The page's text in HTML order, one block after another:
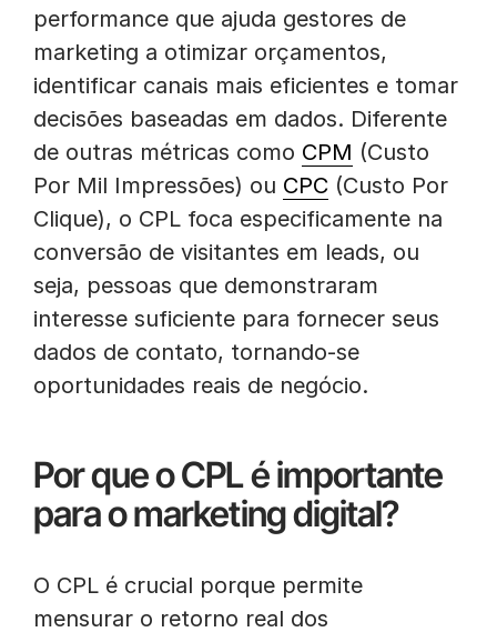
performance que ajuda gestores de
marketing a otimizar orçamentos,
identificar canais mais eficientes e tomar
decisões baseadas em dados. Diferente
de outras métricas como CPM (Custo
Por Mil Impressões) ou CPC (Custo Por
Clique), o CPL foca especificamente na
conversão de visitantes em leads, ou
seja, pessoas que demonstraram
interesse suficiente para fornecer seus
dados de contato, tornando-se
oportunidades reais de negócio.
Por que o CPL é importante
para o marketing digital?
O CPL é crucial porque permite
mensurar o retorno real dos